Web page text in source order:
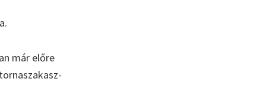
már előre